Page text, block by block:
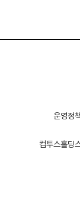
운영정
컴투스홀딩